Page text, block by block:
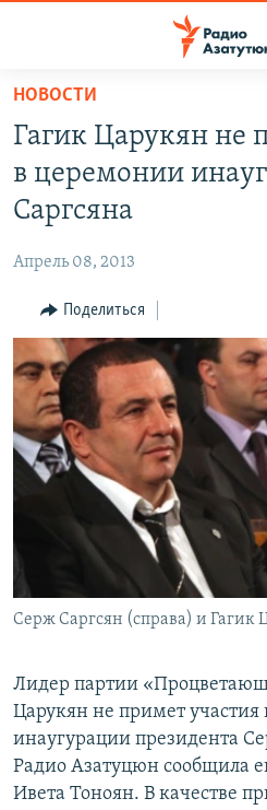
Перейти
основному
содержанию
Перейти
основной
навигации
Перейти
поиску
ПОЛИТИКА
ЭКОНОМИКА
РЕГИОН
НАГОРНЫЙ КАРАБАХ
КУЛЬТУРА
СПОРТ
АРХИВ
Հայերեն
Русский
НОВОСТИ
Гагик Царукян не
в церемонии
Саргсяна
Апрель 08, 2013
Поделиться
Серж Саргсян (справа) и Гагик
Лидер партии
Царукян не примет
инаугурации президента
Радио Азатуцюн сообщила
Ивета Тоноян. В качестве